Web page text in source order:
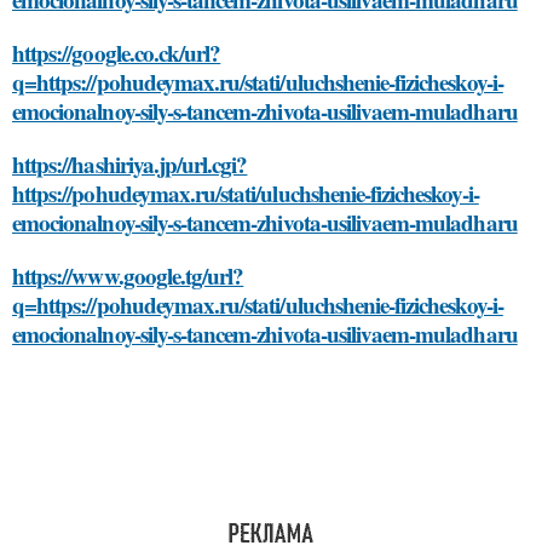
https://google.co.ck/url?
q=https://pohudeymax.ru/stati/uluchshenie-fizicheskoy-i-
emocionalnoy-sily-s-tancem-zhivota-usilivaem-muladharu
https://hashiriya.jp/url.cgi?
https://pohudeymax.ru/stati/uluchshenie-fizicheskoy-i-
emocionalnoy-sily-s-tancem-zhivota-usilivaem-muladharu
https://www.google.tg/url?
q=https://pohudeymax.ru/stati/uluchshenie-fizicheskoy-i-
emocionalnoy-sily-s-tancem-zhivota-usilivaem-muladharu